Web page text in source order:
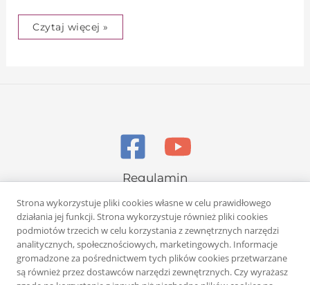
Czytaj więcej »
Regulamin
Polityka prywatności
Strona wykorzystuje pliki cookies własne w celu prawidłowego
działania jej funkcji. Strona wykorzystuje również pliki cookies
podmiotów trzecich w celu korzystania z zewnętrznych narzędzi
analitycznych, społecznościowych, marketingowych. Informacje
gromadzone za pośrednictwem tych plików cookies przetwarzane
są również przez dostawców narzędzi zewnętrznych. Czy wyrażasz